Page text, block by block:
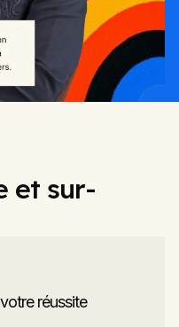
et sur-
réussite